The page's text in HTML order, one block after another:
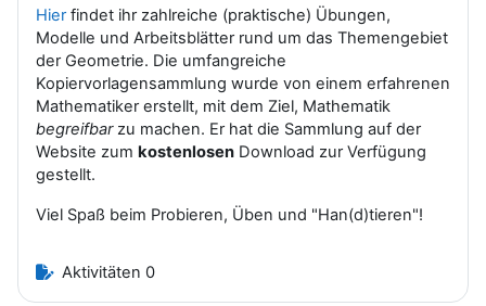
Hierfindet ihr zahlreiche (praktische) Übungen,
Modelle und Arbeitsblätter rund um das Themengebiet
der Geometrie. Die umfangreiche
Kopiervorlagensammlung wurde von einem erfahrenen
Mathematiker erstellt, mit dem Ziel, Mathematik
begreifbarzu machen. Er hat die Sammlung auf der
Website zum kostenlosen Download zur Verfügung
gestellt.
Viel Spaß beim Probieren, Üben und "Han(d)tieren"!
Aktivitäten 0